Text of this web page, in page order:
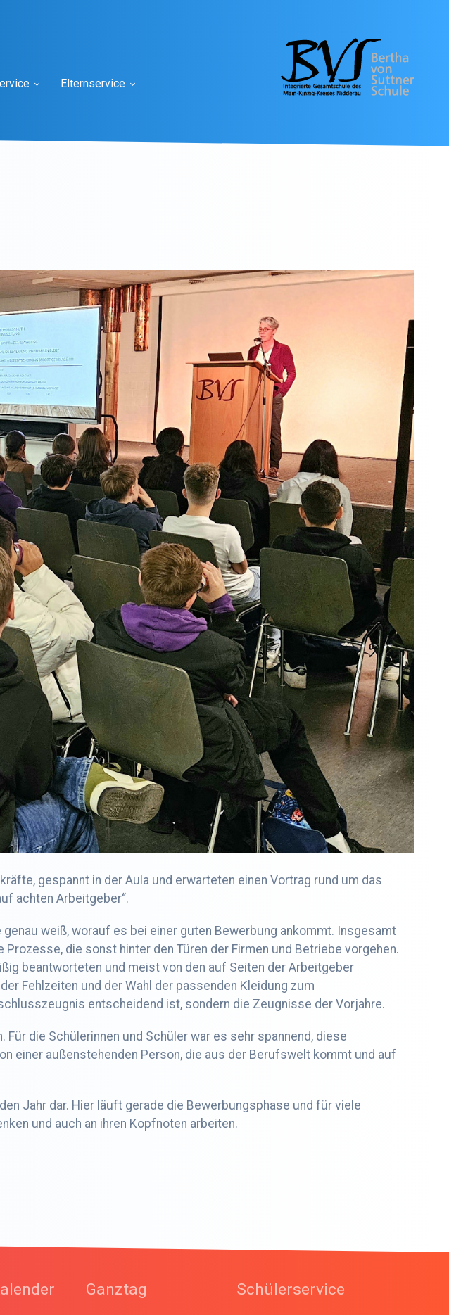
Elternservice
gespannt in der Aula und erwarteten einen Vortrag rund um das
achten Arbeitgeber“.
weiß, worauf es bei einer guten Bewerbung ankommt. Insgesamt
die sonst hinter den Türen der Firmen und Betriebe vorgehen.
beantworteten und meist von den auf Seiten der Arbeitgeber
Fehlzeiten und der Wahl der passenden Kleidung zum
entscheidend ist, sondern die Zeugnisse der Vorjahre.
die Schülerinnen und Schüler war es sehr spannend, diese
einer außenstehenden Person, die aus der Berufswelt kommt und auf
Jahr dar. Hier läuft gerade die Bewerbungsphase und für viele
und auch an ihren Kopfnoten arbeiten.
Ganztag Schülerservice